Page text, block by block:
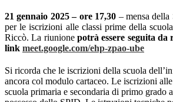
21 gennaio 2025 – ore 17,30 – mensa
per le iscrizioni alle classi prime della
Riccò. La riunione potrà essere seguita da
link meet.google.com/ehp-zpao-ube
Si ricorda che le iscrizioni della scuola
ancora col modulo cartaceo. Le iscrizioni
scuola primaria e secondaria di primo grado